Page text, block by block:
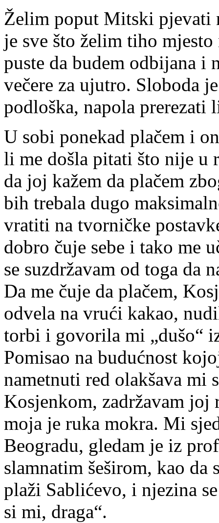
Želim poput Mitski pjevati
je sve što želim tiho
puste da budem odbijana i
večere za ujutro. Sloboda
podloška, napola prerezati
U sobi ponekad plačem i
li me došla pitati što nije u
da joj kažem da plačem
bih trebala dugo
vratiti na tvorničke
dobro čuje sebe i tako me
se suzdržavam od toga da
Da me čuje da plačem,
odvela na vrući kakao,
torbi i govorila mi „dušo“
Pomisao na budućnost
nametnuti red olakšava mi
Kosjenkom, zadržavam
moja je ruka mokra. Mi
Beogradu, gledam je iz
slamnatim šeširom, kao da
plaži Sablićevo, i njezina
si mi, draga“.